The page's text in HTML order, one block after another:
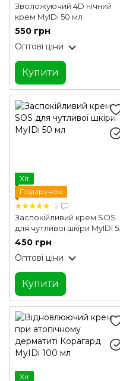
Зволожуючий 4D нічний
крем MyIDi 50 мл
550 грн
Оптові ціни
Купити
Хіт
Подарунок
2
Заспокійливий крем SOS
для чутливої шкіри MyIDi 50
мл
450 грн
Оптові ціни
Купити
Хіт